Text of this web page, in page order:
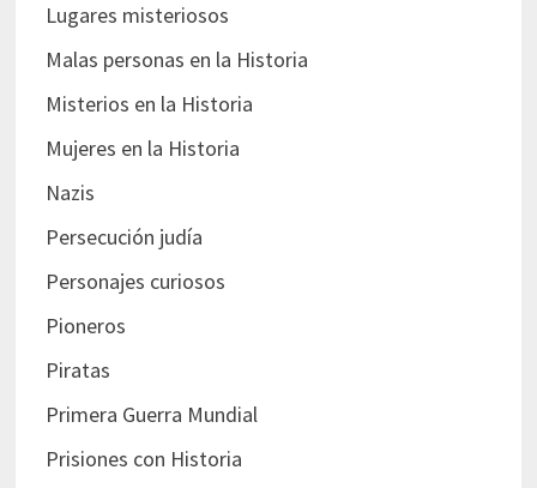
Lugares misteriosos
Malas personas en la Historia
Misterios en la Historia
Mujeres en la Historia
Nazis
Persecución judía
Personajes curiosos
Pioneros
Piratas
Primera Guerra Mundial
Prisiones con Historia